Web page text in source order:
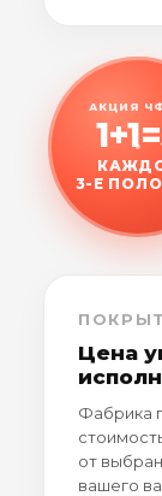
АКЦИЯ
3-Е
Цена
Фабрика
от
вашего